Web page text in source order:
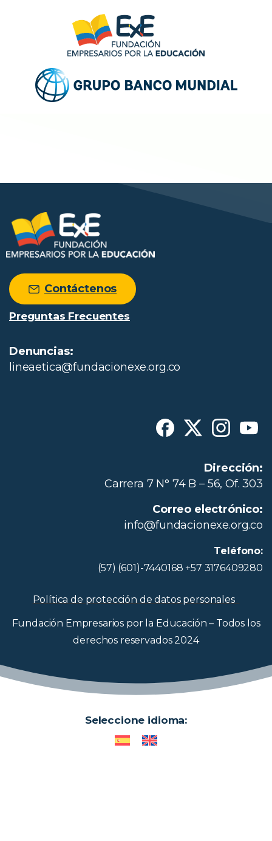
Contáctenos
Preguntas Frecuentes
Denuncias:
lineaetica@fundacionexe.org.co
Dirección:
Carrera 7 N° 74 B – 56, Of. 303
Correo electrónico:
info@fundacionexe.org.co
Teléfono:
(57) (601)-7440168 +57 3176409280
Política de protección de datos personales
Fundación Empresarios por la Educación – Todos los
derechos reservados 2024
Seleccione idioma: